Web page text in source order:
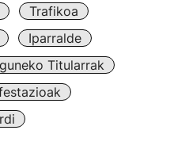
Trafikoa
Iparralde
Titularrak